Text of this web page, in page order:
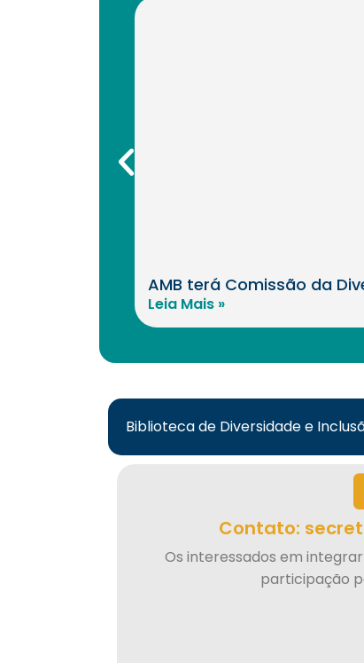
AMB terá Comissão da
Leia Mais »
Biblioteca de Diversidade e
Contato:
Os interessados em
participação